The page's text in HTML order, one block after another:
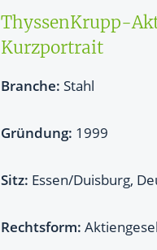
ThyssenKrupp-
Kurzportrait
Branche: Stahl
Gründung: 1999
Sitz: Essen/Duisburg,
Rechtsform: